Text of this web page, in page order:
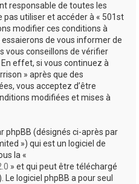
responsable de toutes les
utiliser et accéder à « 501st
modifier ces conditions à
de vous informer de
vous conseillons de vérifier
effet, si vous continuez à
» après que des
vous acceptez d’être
modifiées et mises à
phpBB (désignés ci-après par
») qui est un logiciel de
la «
» et qui peut être téléchargé
Le logiciel phpBB a pour seul